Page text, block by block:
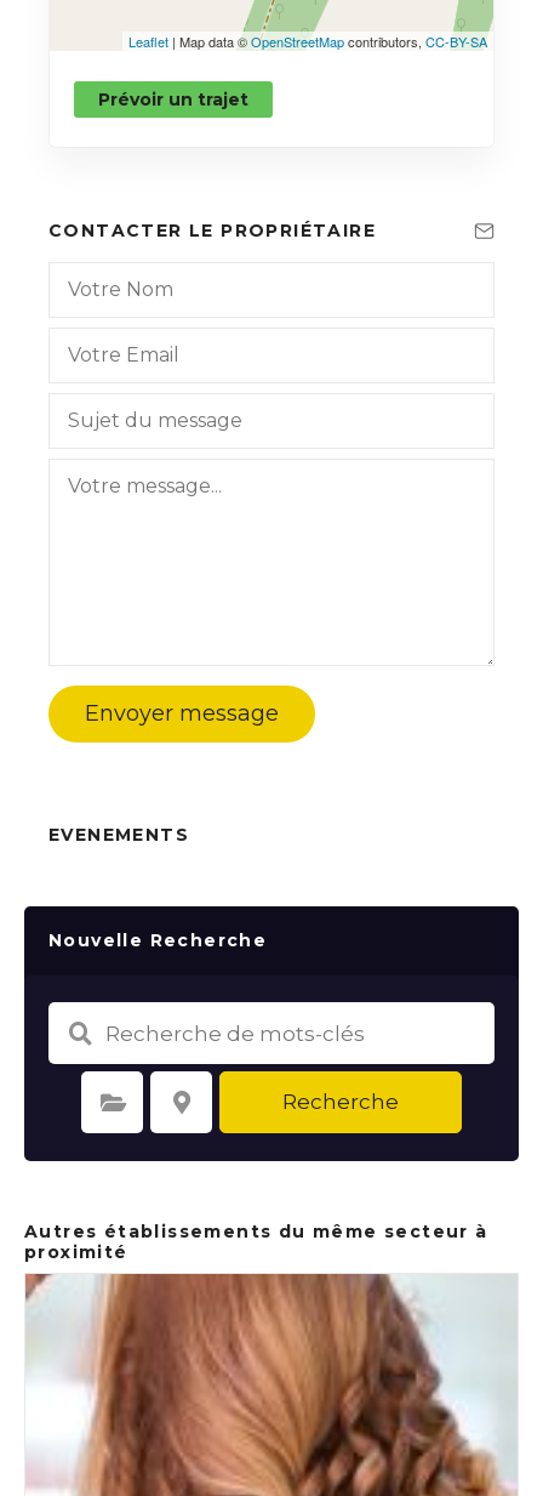
Leaflet | Map data ©OpenStreetMapcontributors, CC-BY-SA
Prévoir un trajet
CONTACTER LE PROPRIÉTAIRE
Envoyer message
EVENEMENTS
Nouvelle Recherche
Sélectionnez une catégorie Sélectionnez le lieu Recherche
Autres établissements du même secteur à
proximité